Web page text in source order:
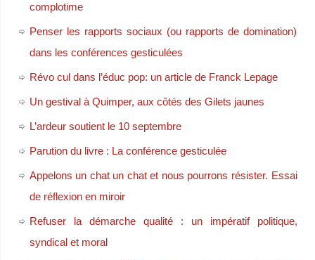
complotime
Penser les rapports sociaux (ou rapports de domination)
dans les conférences gesticulées
Révo cul dans l’éduc pop: un article de Franck Lepage
Un gestival à Quimper, aux côtés des Gilets jaunes
L’ardeur soutient le 10 septembre
Parution du livre : La conférence gesticulée
Appelons un chat un chat et nous pourrons résister. Essai
de réflexion en miroir
Refuser la démarche qualité : un impératif politique,
syndical et moral